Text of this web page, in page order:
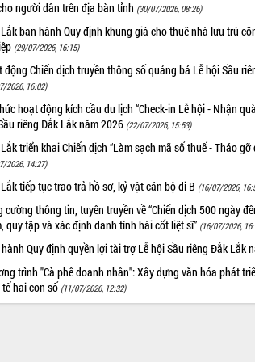
người dân trên địa bàn tỉnh (30/07/2026, 08:26)
ban hành Quy định khung giá cho thuê nhà lưu trú
(29/07/2026, 16:15)
động Chiến dịch truyền thông số quảng bá Lễ hội Sầu
2026, 16:02)
hoạt động kích cầu du lịch “Check-in Lễ hội - Nhận
riêng Đắk Lắk năm 2026 (22/07/2026, 15:53)
triển khai Chiến dịch “Làm sạch mã số thuế - Tháo
2026, 14:27)
tiếp tục trao trả hồ sơ, kỷ vật cán bộ đi B (16/07/2026,
cường thông tin, tuyên truyền về “Chiến dịch 500 ngày
quy tập và xác định danh tính hài cốt liệt sĩ” (16/07/2026,
Quy định quyền lợi tài trợ Lễ hội Sầu riêng Đắk Lắk
trình "Cà phê doanh nhân": Xây dựng văn hóa phát
hai con số(11/07/2026, 12:32)